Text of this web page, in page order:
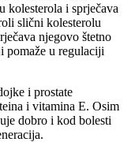
kolesterola i sprječava
slični kolesterolu
njegovo štetno
pomaže u regulaciji
i prostate
i vitamina E. Osim
dobro i kod bolesti